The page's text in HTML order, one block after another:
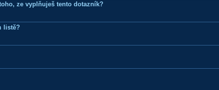
ze vyplňuješ tento dotazník?
listě?